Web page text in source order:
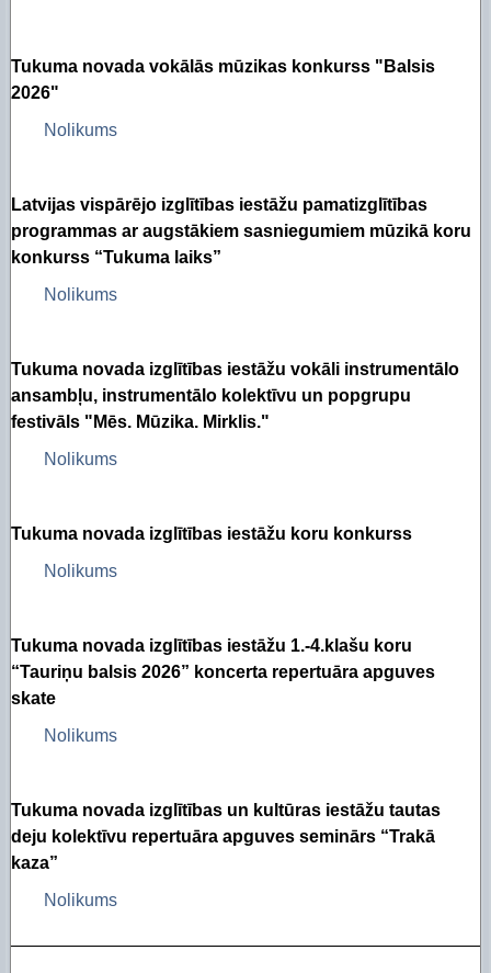
Tukuma novada vokālās mūzikas konkurss "Balsis
2026"
Nolikums
Latvijas vispārējo izglītības iestāžu pamatizglītības
programmas ar augstākiem sasniegumiem mūzikā koru
konkurss “Tukuma laiks”
Nolikums
Tukuma novada izglītības iestāžu vokāli instrumentālo
ansambļu, instrumentālo kolektīvu un popgrupu
festivāls "Mēs. Mūzika. Mirklis."
Nolikums
Tukuma novada izglītības iestāžu koru konkurss
Nolikums
Tukuma novada izglītības iestāžu 1.-4.klašu koru
“Tauriņu balsis 2026” koncerta repertuāra apguves
skate
Nolikums
Tukuma novada izglītības un kultūras iestāžu tautas
deju kolektīvu repertuāra apguves seminārs “Trakā
kaza”
Nolikums